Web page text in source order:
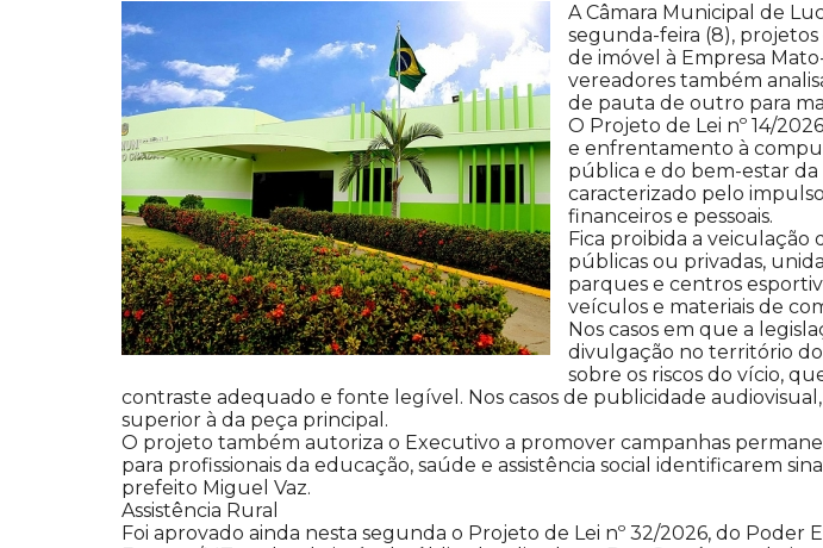
A Câmara Municipal de
segunda-feira (8),
de imóvel à Empresa
vereadores também
de pauta de outro para
O Projeto de Lei nº 14/
e enfrentamento à
pública e do bem-estar
caracterizado pelo
financeiros e pessoais.
Fica proibida a veiculação
públicas ou privadas,
parques e centros
veículos e materiais de
Nos casos em que a
divulgação no território
sobre os riscos do vício,
contraste adequado e fonte legível. Nos casos de publicidade
superior à da peça principal.
O projeto também autoriza o Executivo a promover campanhas
para profissionais da educação, saúde e assistência social identificarem
prefeito Miguel Vaz.
Assistência Rural
Foi aprovado ainda nesta segunda o Projeto de Lei nº 32/2026, do Poder